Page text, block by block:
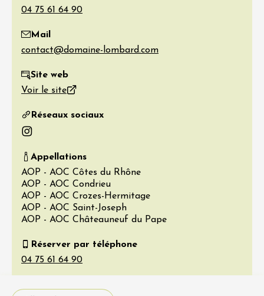
Mail
Site web
Voir le site
Réseaux sociaux
Instagram
Appellations
AOP - AOC Côtes du Rhône
AOP - AOC Condrieu
AOP - AOC Crozes-Hermitage
AOP - AOC Saint-Joseph
AOP - AOC Châteauneuf du Pape
Réserver par téléphone